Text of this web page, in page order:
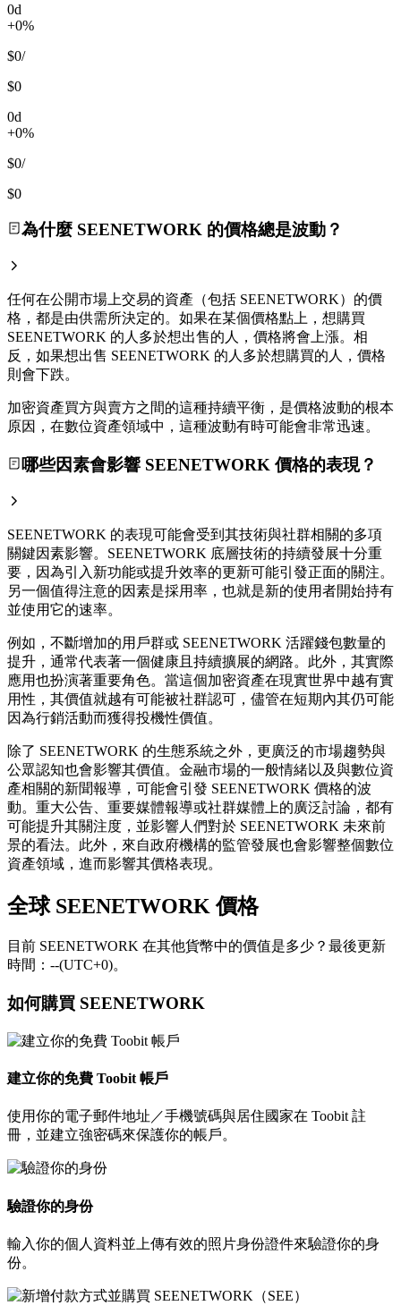
0d
+0%
$0/
$0
0d
+0%
$0/
$0
為什麼 SEENETWORK 的價格總是波動？
任何在公開市場上交易的資產（包括 SEENETWORK）的價
格，都是由供需所決定的。如果在某個價格點上，想購買
SEENETWORK 的人多於想出售的人，價格將會上漲。相
反，如果想出售 SEENETWORK 的人多於想購買的人，價格
則會下跌。
加密資產買方與賣方之間的這種持續平衡，是價格波動的根本
原因，在數位資產領域中，這種波動有時可能會非常迅速。
哪些因素會影響 SEENETWORK 價格的表現？
SEENETWORK 的表現可能會受到其技術與社群相關的多項
關鍵因素影響。SEENETWORK 底層技術的持續發展十分重
要，因為引入新功能或提升效率的更新可能引發正面的關注。
另一個值得注意的因素是採用率，也就是新的使用者開始持有
並使用它的速率。
例如，不斷增加的用戶群或 SEENETWORK 活躍錢包數量的
提升，通常代表著一個健康且持續擴展的網路。此外，其實際
應用也扮演著重要角色。當這個加密資產在現實世界中越有實
用性，其價值就越有可能被社群認可，儘管在短期內其仍可能
因為行銷活動而獲得投機性價值。
除了 SEENETWORK 的生態系統之外，更廣泛的市場趨勢與
公眾認知也會影響其價值。金融市場的一般情緒以及與數位資
產相關的新聞報導，可能會引發 SEENETWORK 價格的波
動。重大公告、重要媒體報導或社群媒體上的廣泛討論，都有
可能提升其關注度，並影響人們對於 SEENETWORK 未來前
景的看法。此外，來自政府機構的監管發展也會影響整個數位
資產領域，進而影響其價格表現。
全球 SEENETWORK 價格
目前 SEENETWORK 在其他貨幣中的價值是多少？最後更新
時間：--(UTC+0)。
如何購買 SEENETWORK
建立你的免費 Toobit 帳戶
使用你的電子郵件地址／手機號碼與居住國家在 Toobit 註
冊，並建立強密碼來保護你的帳戶。
驗證你的身份
輸入你的個人資料並上傳有效的照片身份證件來驗證你的身
份。